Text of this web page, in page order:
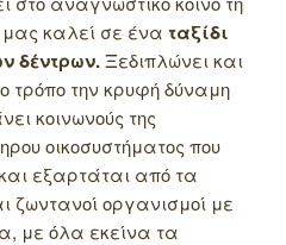
μας καλεί σε ένα ταξίδι
δέντρων.Ξεδιπλώνει και
τρόπο την κρυφή δύναμη
κοινωνούς της
οικοσυστήματος που
εξαρτάται από τα
ζωντανοί οργανισμοί με
με όλα εκείνα τα